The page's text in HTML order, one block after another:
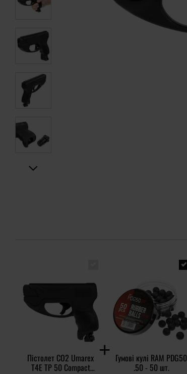
Пістолет CO2 Umarex
T4E TP 50 Compact
Гумові кулі RAM PDG50
.50 - 50 шт.